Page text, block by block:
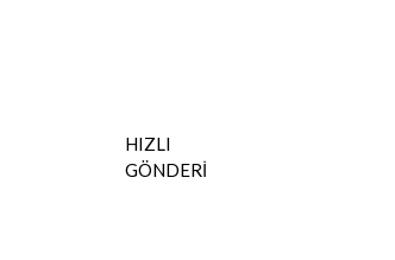
HIZLI
GÖNDERİ